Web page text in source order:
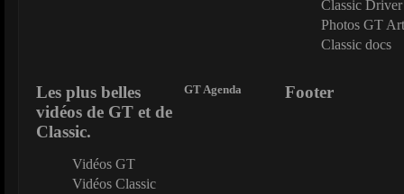
Classic Driver
Photos GT Art
Classic docs
Les plus belles
vidéos de GT et de
Classic.
Vidéos GT
Vidéos Classic
GT Agenda Footer